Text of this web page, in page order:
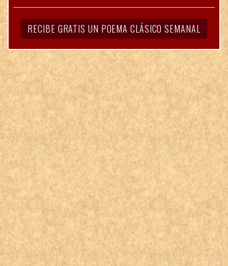
RECIBE GRATIS UN POEMA CLÁSICO SEMANAL